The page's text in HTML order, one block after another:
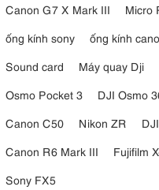
Canon G7 X Mark III
Micro
ống kính sony
ống kính
Sound card
Máy quay Dji
Osmo Pocket 3
DJI Osmo
Canon C50
Nikon ZR
Canon R6 Mark III
Fujifilm
Sony FX5